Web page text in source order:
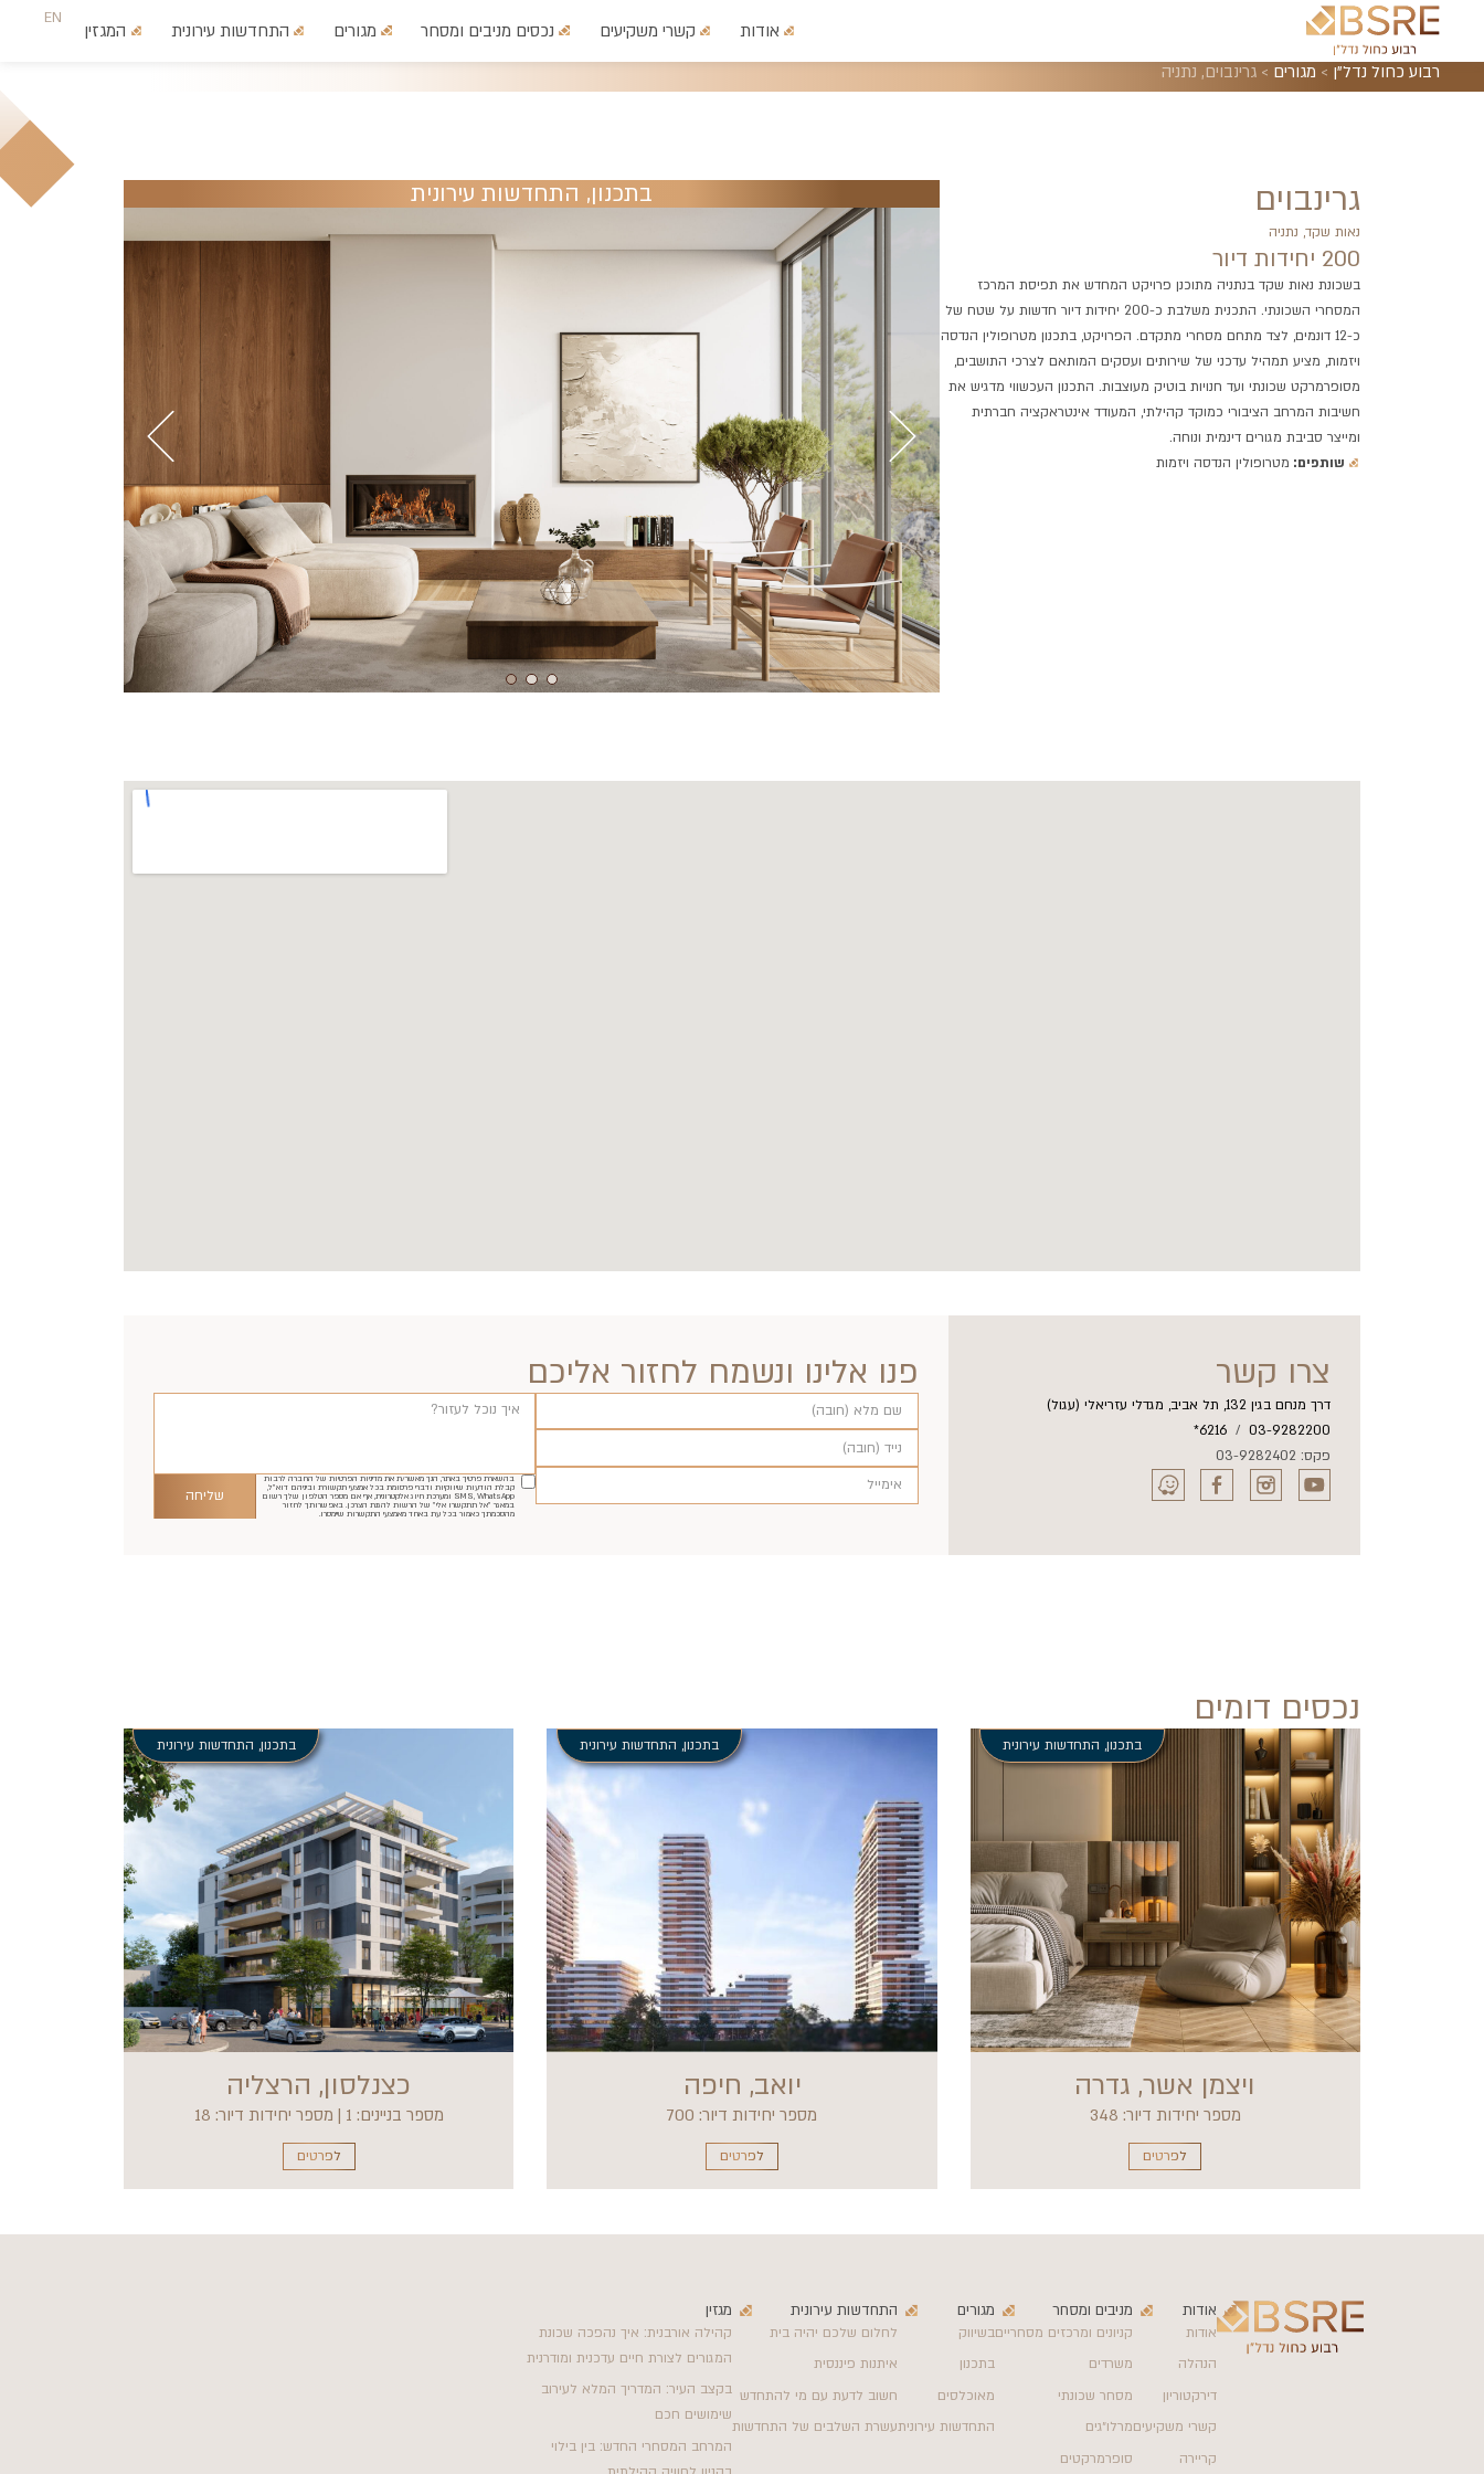
EN
אודות קשרי משקיעים נכסים מניבים ומסחר מגורים התחדשות עירונית
המגזין
רבוע כחול נדל"ן > מגורים >גרינבוים, נתניה
גרינבוים
נאות שקד, נתניה
200 יחידות דיור
בשכונת נאות שקד בנתניה מתוכנן פרויקט המחדש את תפיסת המרכז
המסחרי השכונתי. התכנית משלבת כ-200 יחידות דיור חדשות על שטח של
כ-12 דונמים, לצד מתחם מסחרי מתקדם. הפרויקט, בתכנון מטרופולין הנדסה
ויזמות, מציע תמהיל עדכני של שירותים ועסקים המותאם לצרכי התושבים,
מסופרמרקט שכונתי ועד חנויות בוטיק מעוצבות. התכנון העכשווי מדגיש את
חשיבות המרחב הציבורי כמוקד קהילתי, המעודד אינטראקציה חברתית
ומייצר סביבת מגורים דינמית ונוחה.
שותפים: מטרופולין הנדסה ויזמות
בתכנון, התחדשות עירונית
צרו קשר
דרך מנחם בגין 132, תל אביב, מגדלי עזריאלי (עגול)
03-9282200
/
6216*
פקס: 03-9282402
פנו אלינו ונשמח לחזור אליכם
בהשארת פרטיך באתר, הנך מאשר/ת את מדיניות הפרטיות של החברה לרבות
קבלת הודעות שיווקיות ודברי פרסומת בכל אמצעי תקשורת וביניהם דוא"ל,
SMS, WhatsApp ומערכת חיוג אלקטרונית, אף אם מספר הטלפון שלך רשום
במאגר "אל תתקשרו אלי" של הרשות להגנת הצרכן. באפשרותך לחזור
מהסכמתך כאמור בכל עת באחד מאמצעי התקשרות שיימסרו.
שליחה
נכסים דומים
בתכנון, התחדשות עירונית
ויצמן אשר, גדרה
מספר יחידות דיור: 348
לפרטים
בתכנון, התחדשות עירונית
יואב, חיפה
מספר יחידות דיור: 700
לפרטים
בתכנון, התחדשות עירונית
כצנלסון, הרצליה
מספר בניינים: 1 | מספר יחידות דיור: 18
לפרטים
אודות
אודות
הנהלה
דירקטוריון
קשרי משקיעים
קריירה
מניבים ומסחר
קניונים ומרכזים מסחריים
משרדים
מסחר שכונתי
מרלו״גים
סופרמרקטים
מגורים
בשיווק
בתכנון
מאוכלסים
התחדשות עירונית
התחדשות עירונית
לחלום שלכם יהיה בית
איתנות פיננסית
חשוב לדעת עם מי להתחדש
עשרת השלבים של התחדשות
מגזין
קהילה אורבנית: איך נהפכה שכונת
המגורים לצורת חיים עדכנית ומודרנית
בקצב העיר: המדריך המלא לעירוב
שימושים חכם
המרחב המסחרי החדש: בין בילוי